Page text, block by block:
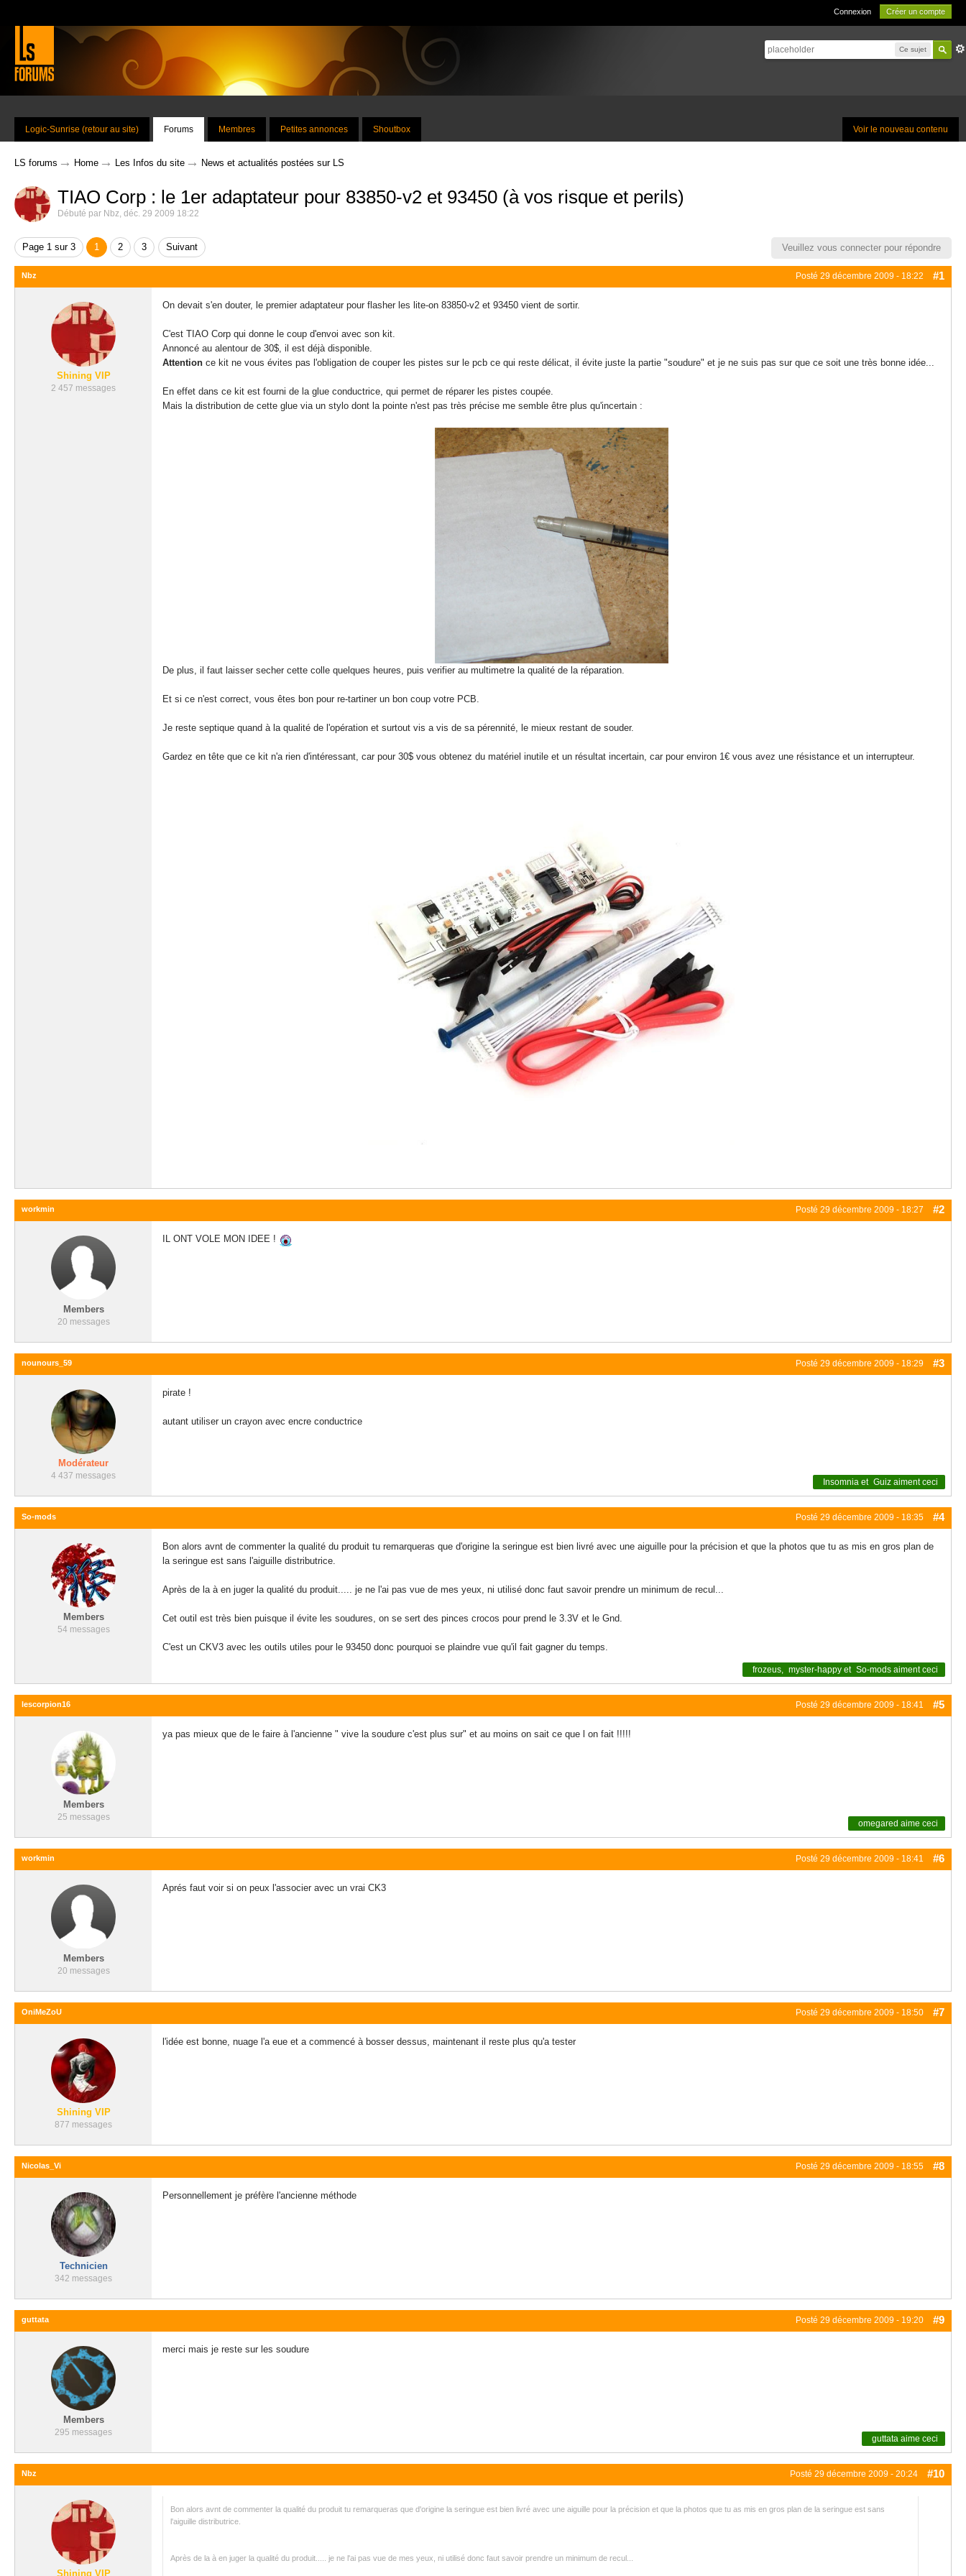
Connexion Créer un compte
Ce sujet
Voir le nouveau contenu
Logic-Sunrise (retour au site) Forums Membres Petites annonces Shoutbox
LS forums → Home → Les Infos du site → News et actualités postées sur LS
TIAO Corp : le 1er adaptateur pour 83850-v2 et 93450 (à vos risque et perils)
Débuté par Nbz, déc. 29 2009 18:22
Page 1 sur 3 1 2 3 Suivant Veuillez vous connecter pour répondre
Posté 29 décembre 2009 - 18:22 #1
Nbz
Shining VIP
2 457 messages
On devait s'en douter, le premier adaptateur pour flasher les lite-on 83850-v2 et 93450 vient de sortir.
C'est TIAO Corp qui donne le coup d'envoi avec son kit.
Annoncé au alentour de 30$, il est déjà disponible.
Attention ce kit ne vous évites pas l'obligation de couper les pistes sur le pcb ce qui reste délicat, il évite juste la partie "soudure" et je ne suis pas sur que ce soit une très bonne idée...
En effet dans ce kit est fourni de la glue conductrice, qui permet de réparer les pistes coupée.
Mais la distribution de cette glue via un stylo dont la pointe n'est pas très précise me semble être plus qu'incertain :
De plus, il faut laisser secher cette colle quelques heures, puis verifier au multimetre la qualité de la réparation.
Et si ce n'est correct, vous êtes bon pour re-tartiner un bon coup votre PCB.
Je reste septique quand à la qualité de l'opération et surtout vis a vis de sa pérennité, le mieux restant de souder.
Gardez en tête que ce kit n'a rien d'intéressant, car pour 30$ vous obtenez du matériel inutile et un résultat incertain, car pour environ 1€ vous avez une résistance et un interrupteur.
Posté 29 décembre 2009 - 18:27 #2
workmin
Members
20 messages
IL ONT VOLE MON IDEE !
Posté 29 décembre 2009 - 18:29 #3
nounours_59
Modérateur
4 437 messages
pirate !
autant utiliser un crayon avec encre conductrice
Insomnia et Guiz aiment ceci
Posté 29 décembre 2009 - 18:35 #4
So-mods
Members
54 messages
Bon alors avnt de commenter la qualité du produit tu remarqueras que d'origine la seringue est bien livré avec une aiguille pour la précision et que la photos que tu as mis en gros plan de
la seringue est sans l'aiguille distributrice.
Après de la à en juger la qualité du produit..... je ne l'ai pas vue de mes yeux, ni utilisé donc faut savoir prendre un minimum de recul...
Cet outil est très bien puisque il évite les soudures, on se sert des pinces crocos pour prend le 3.3V et le Gnd.
C'est un CKV3 avec les outils utiles pour le 93450 donc pourquoi se plaindre vue qu'il fait gagner du temps.
frozeus, myster-happy et So-mods aiment ceci
Posté 29 décembre 2009 - 18:41 #5
lescorpion16
Members
25 messages
ya pas mieux que de le faire à l'ancienne " vive la soudure c'est plus sur" et au moins on sait ce que l on fait !!!!!
omegared aime ceci
Posté 29 décembre 2009 - 18:41 #6
workmin
Members
20 messages
Aprés faut voir si on peux l'associer avec un vrai CK3
Posté 29 décembre 2009 - 18:50 #7
OniMeZoU
Shining VIP
877 messages
l'idée est bonne, nuage l'a eue et a commencé à bosser dessus, maintenant il reste plus qu'a tester
Posté 29 décembre 2009 - 18:55 #8
Nicolas_Vi
Technicien
342 messages
Personnellement je préfère l'ancienne méthode
Posté 29 décembre 2009 - 19:20 #9
guttata
Members
295 messages
merci mais je reste sur les soudure
guttata aime ceci
Posté 29 décembre 2009 - 20:24 #10
Nbz
Shining VIP
Bon alors avnt de commenter la qualité du produit tu remarqueras que d'origine la seringue est bien livré avec une aiguille pour la précision et que la photos que tu as mis en gros plan de la seringue est sans
l'aiguille distributrice.
Après de la à en juger la qualité du produit..... je ne l'ai pas vue de mes yeux, ni utilisé donc faut savoir prendre un minimum de recul...